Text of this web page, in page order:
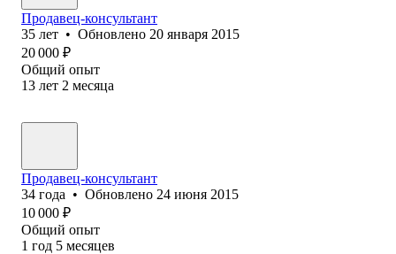
Продавец-консультант
35 лет • Обновлено 20 января 2015
20 000 ₽
Общий опыт
13 лет 2 месяца
Продавец-консультант
34 года • Обновлено 24 июня 2015
10 000 ₽
Общий опыт
1 год 5 месяцев